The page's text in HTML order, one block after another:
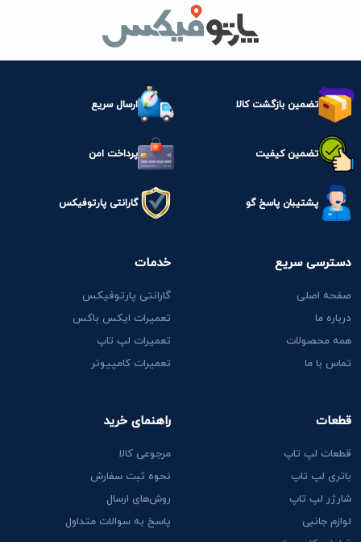
تضمین بازگشت کالا ارسال سریع
تضمین کیفیت پرداخت امن
پشتیبان پاسخ گو گارانتی پارتوفیکس
دسترسی سریع
صفحه اصلی
درباره ما
همه محصولات
تماس با ما
قطعات
قطعات لپ تاپ
باتری لپ تاپ
شارژر لپ تاپ
لوازم جانبی
خدمات
گارانتی پارتوفیکس
تعمیرات ایکس باکس
تعمیرات لپ تاپ
تعمیرات کامپیوتر
راهنمای خرید
مرجوعی کالا
نحوه ثبت سفارش
روش‌های ارسال
پاسخ به سوالات متداول